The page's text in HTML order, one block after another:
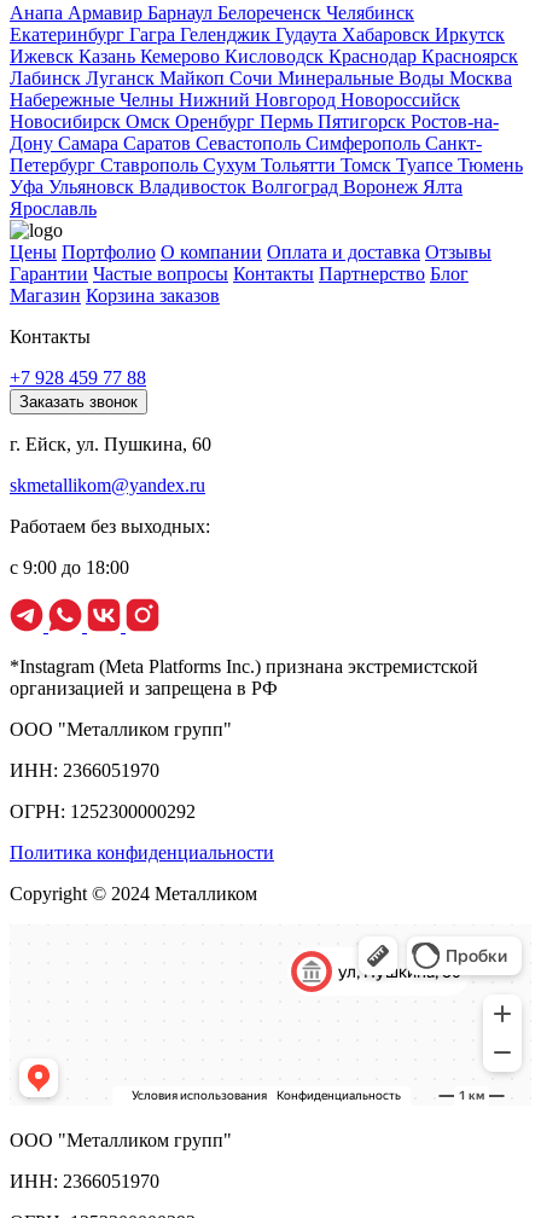
Анапа Армавир Барнаул Белореченск Челябинск
Екатеринбург Гагра Геленджик Гудаута Хабаровск Иркутск
Ижевск Казань Кемерово Кисловодск Краснодар Красноярск
Лабинск Луганск Майкоп Сочи Минеральные Воды Москва
Набережные Челны Нижний Новгород Новороссийск
Новосибирск Омск Оренбург Пермь Пятигорск Ростов-на-
Дону Самара Саратов Севастополь Симферополь Санкт-
Петербург Ставрополь Сухум Тольятти Томск Туапсе Тюмень
Уфа Ульяновск Владивосток Волгоград Воронеж Ялта
Ярославль
Цены Портфолио О компании Оплата и доставка Отзывы
Гарантии Частые вопросы Контакты Партнерство Блог
Магазин Корзина заказов
Контакты
+7 928 459 77 88
Заказать звонок
г. Ейск, ул. Пушкина, 60
skmetallikom@yandex.ru
Работаем без выходных:
с 9:00 до 18:00
*Instagram (Meta Platforms Inc.) признана экстремистской
организацией и запрещена в РФ
ООО "Металликом групп"
ИНН: 2366051970
ОГРН: 1252300000292
Политика конфиденциальности
Copyright © 2024 Металликом
ООО "Металликом групп"
ИНН: 2366051970